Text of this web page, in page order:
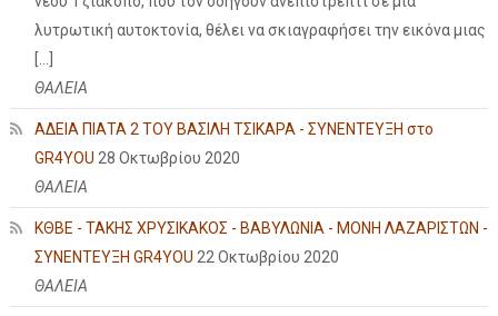
λυτρωτική αυτοκτονία, θέλει να σκιαγραφήσει την εικόνα μιας
ΘΑΛΕΙΑ
ΑΔΕΙΑ ΠΙΑΤΑ 2 ΤΟΥ ΒΑΣΙΛΗ ΤΣΙΚΑΡΑ - ΣΥΝΕΝΤΕΥΞΗ στο
GR4YOU 28 Οκτωβρίου 2020
ΘΑΛΕΙΑ
ΚΘΒΕ - ΤΑΚΗΣ ΧΡΥΣΙΚΑΚΟΣ - ΒΑΒΥΛΩΝΙΑ - ΜΟΝΗ ΛΑΖΑΡΙΣΤΩΝ -
ΣΥΝΕΝΤΕΥΞΗ GR4YOU 22 Οκτωβρίου 2020
ΘΑΛΕΙΑ